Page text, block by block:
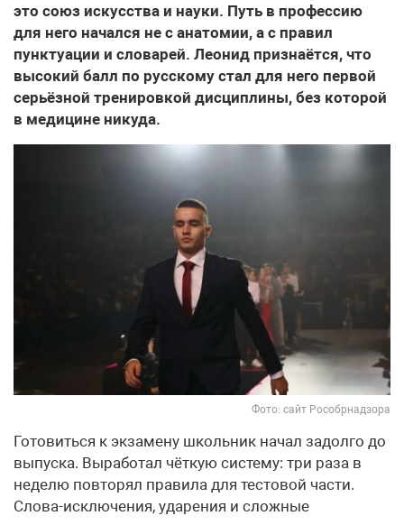
это союз искусства и науки. Путь в профессию
для него начался не с анатомии, а с правил
пунктуации и словарей. Леонид признаётся, что
высокий балл по русскому стал для него первой
серьёзной тренировкой дисциплины, без которой
в медицине никуда.
Фото: сайт Рособрнадзора
Готовиться к экзамену школьник начал задолго до
выпуска. Выработал чёткую систему: три раза в
неделю повторял правила для тестовой части.
Слова-исключения, ударения и сложные